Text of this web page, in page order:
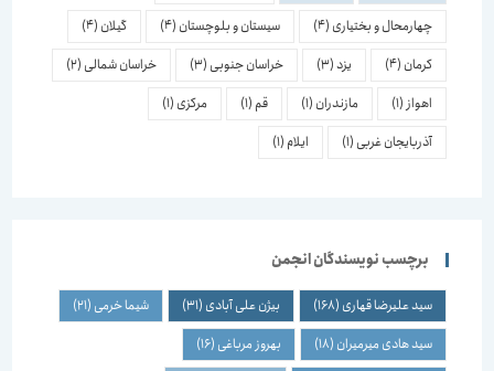
چهارمحال و بختیاری(4) سیستان و بلوچستان(4) گیلان(4)
کرمان(4)
(3) خراسان جنوبی(3) خراسان شمالی(2)
اهواز(1) مازندران(1)
(1) مرکزی(1)
آذربایجان غربی(1) ایلام(1)
برچسب نویسندگان انجمن
سید علیرضا قهاری(168) بیژن علی آبادی(31) شیما خرمی(21)
سید هادی میرمیران(18) بهروز مرباغی(16)